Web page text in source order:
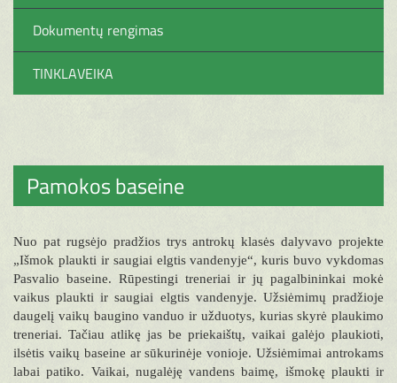
Dokumentų rengimas
TINKLAVEIKA
Pamokos baseine
Nuo pat rugsėjo pradžios trys antrokų klasės dalyvavo projekte
„Išmok plaukti ir saugiai elgtis vandenyje“, kuris buvo vykdomas
Pasvalio baseine. Rūpestingi treneriai ir jų pagalbininkai mokė
vaikus plaukti ir saugiai elgtis vandenyje. Užsiėmimų pradžioje
daugelį vaikų baugino vanduo ir užduotys, kurias skyrė plaukimo
treneriai. Tačiau atlikę jas be priekaištų, vaikai galėjo plaukioti,
ilsėtis vaikų baseine ar sūkurinėje vonioje. Užsiėmimai antrokams
labai patiko. Vaikai, nugalėję vandens baimę, išmokę plaukti ir